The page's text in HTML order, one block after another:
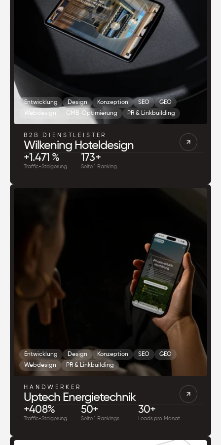
Entwicklung Design Konzeption SEO
GEO
Webdesign
GMB-Optimierung PR & Linkbuilding
B2B DIENSTLEISTER
Wilkening Hoteldesign
+1.471 %
Traffic-Steigerung
173+
Seite 1 Ranking
Entwicklung Design Konzeption SEO
GEO
Webdesign
PR & Linkbuilding
HANDWERKER
Uptech Energietechnik
+408%
Traffic-Steigerung
50+
Seite 1 Rankings
30+
Leads pro Monat